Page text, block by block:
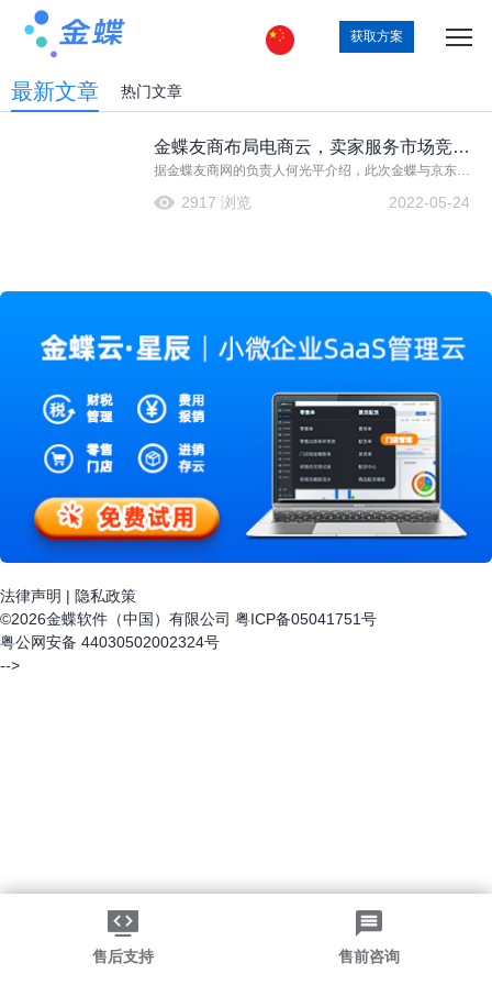
获取方案
售后支持 售前咨询
最新文章 热门文章
金蝶友商布局电商云，卖家服务市场竞争
加剧
据金蝶友商网的负责人何光平介绍，此次金蝶与京东达
提供基于云服务的电商ERP整合解决方案。目前电商卖
优质的服务。
2022-05-24
2917 浏览
法律声明 | 隐私政策
©2026金蝶软件（中国）有限公司 粤ICP备05041751号
粤公网安备 44030502002324号
-->